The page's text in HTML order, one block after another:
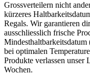
Grossverteilern nicht
kürzeres
Regals. Wir garantieren
ausschliesslich frische
bei optimalen
Produkte verlassen unser
Wochen.